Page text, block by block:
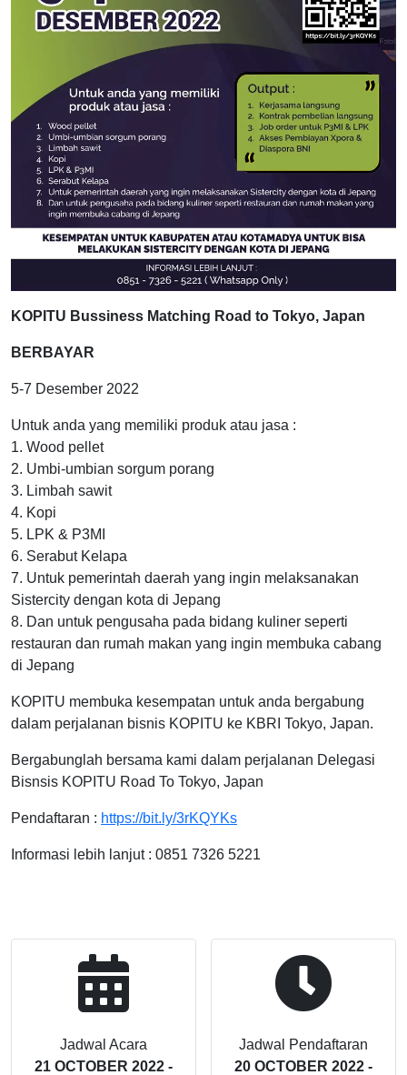
KOPITU Bussiness Matching Road to Tokyo, Japan
BERBAYAR
5-7 Desember 2022
Untuk anda yang memiliki produk atau jasa :
1. Wood pellet
2. Umbi-umbian sorgum porang
3. Limbah sawit
4. Kopi
5. LPK & P3MI
6. Serabut Kelapa
7. Untuk pemerintah daerah yang ingin melaksanakan
Sistercity dengan kota di Jepang
8. Dan untuk pengusaha pada bidang kuliner seperti
restauran dan rumah makan yang ingin membuka cabang
di Jepang
KOPITU membuka kesempatan untuk anda bergabung
dalam perjalanan bisnis KOPITU ke KBRI Tokyo, Japan.
Bergabunglah bersama kami dalam perjalanan Delegasi
Bisnsis KOPITU Road To Tokyo, Japan
Pendaftaran : https://bit.ly/3rKQYKs
Informasi lebih lanjut : 0851 7326 5221
Jadwal Acara
21 OCTOBER 2022 -
Jadwal Pendaftaran
20 OCTOBER 2022 -